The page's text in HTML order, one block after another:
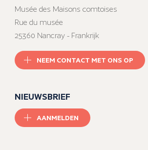
Musée des Maisons comtoises
Rue du musée
25360 Nancray - Frankrijk
NEEM CONTACT MET ONS OP
NIEUWSBRIEF
AANMELDEN